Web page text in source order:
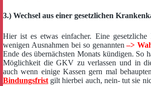
3.) Wechsel aus einer gesetzlichen
Hier ist es etwas einfacher. Eine gesetzliche
wenigen Ausnahmen bei so genannten–>
Ende des übernächsten Monats kündigen. So
Möglichkeit die GKV zu verlassen und in
auch wenn einige Kassen gern mal
Bindungsfrist gilt hierbei auch, nein- tut sie